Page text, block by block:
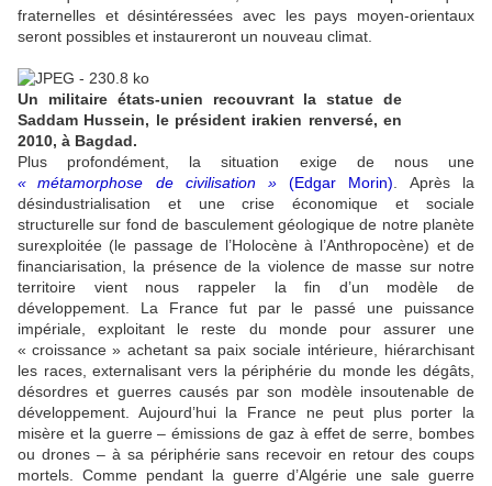
fraternelles et désintéressées avec les pays moyen-orientaux
seront possibles et instaureront un nouveau climat.
Un militaire états-unien recouvrant la statue de
Saddam Hussein, le président irakien renversé, en
2010, à Bagdad.
Plus profondément, la situation exige de nous une
«
métamorphose de civilisation »(Edgar Morin) . Après la
désindustrialisation et une crise économique et sociale
structurelle sur fond de basculement géologique de notre planète
surexploitée (le passage de l’Holocène à l’Anthropocène) et de
financiarisation, la présence de la violence de masse sur notre
territoire vient nous rappeler la fin d’un modèle de
développement. La France fut par le passé une puissance
impériale, exploitant le reste du monde pour assurer une
« croissance » achetant sa paix sociale intérieure, hiérarchisant
les races, externalisant vers la périphérie du monde les dégâts,
désordres et guerres causés par son modèle insoutenable de
développement. Aujourd’hui la France ne peut plus porter la
misère et la guerre – émissions de gaz à effet de serre, bombes
ou drones – à sa périphérie sans recevoir en retour des coups
mortels. Comme pendant la guerre d’Algérie une sale guerre